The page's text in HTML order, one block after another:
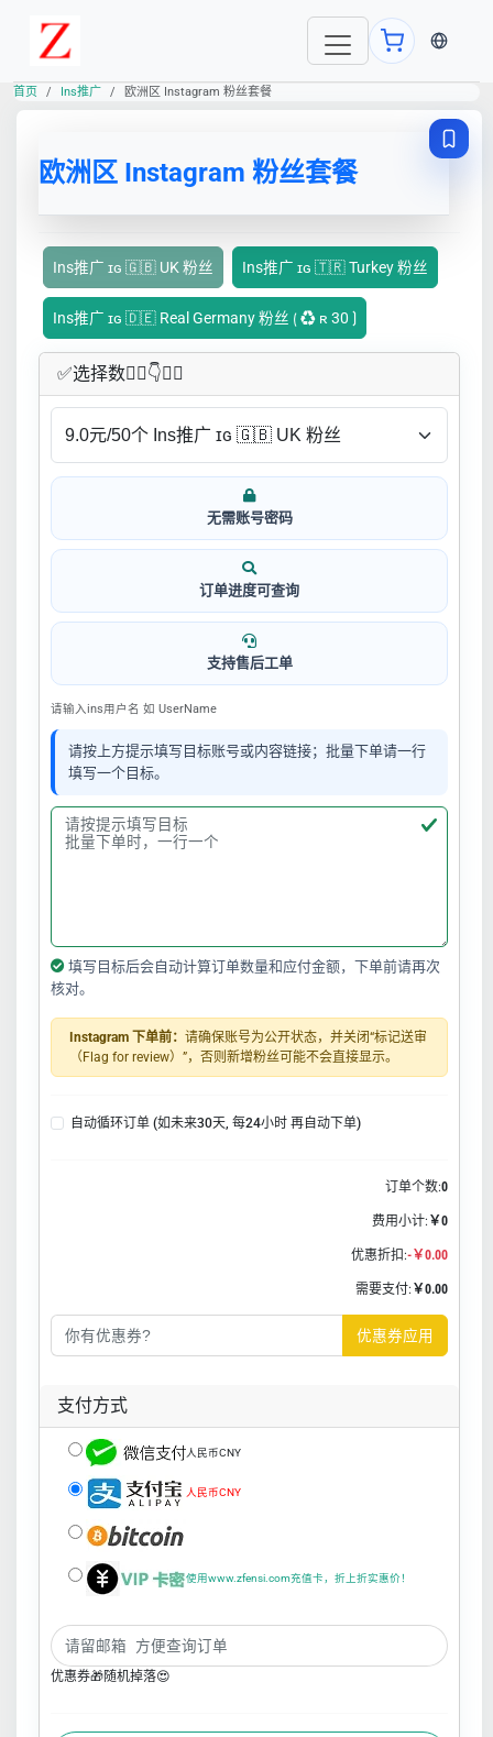
当前语
首页 Ins推广 欧洲区 Instagram 粉丝套餐
欧洲区 Instagram 粉丝套餐
Ins推广 ɪɢ 🇬🇧 UK 粉丝 Ins推广 ɪɢ 🇹🇷 Turkey 粉丝
Ins推广 ɪɢ 🇩🇪 Real Germany 粉丝 ⟮ ♻ ʀ 30 ⟯
✅​选择数👇🏻​​👇👇🏻​​
无需账号密码
订单进度可查询
支持售后工单
请输入ins用户名 如 UserName
请按上方提示填写目标账号或内容链接；批量下单请一行
填写一个目标。
填写目标后会自动计算订单数量和应付金额，下单前请再次
核对。
Instagram 下单前： 请确保账号为公开状态，并关闭“标记送审
（Flag for review）”，否则新增粉丝可能不会直接显示。
自动循环订单 (如未来30天, 每24小时 再自动下单)
订单个数:0
费用小计: ￥0
优惠折扣:-￥0.00
需要支付: ￥0.00
优惠券应用
支付方式
人民币CNY
人民币CNY
使用www.zfensi.com充值卡，折上折实惠价！
优惠券🎁随机掉落😍